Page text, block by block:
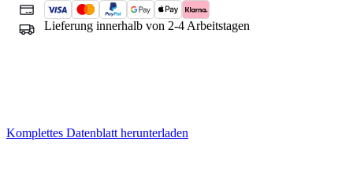
Lieferung innerhalb von 2-4 Arbeitstagen
Komplettes Datenblatt herunterladen